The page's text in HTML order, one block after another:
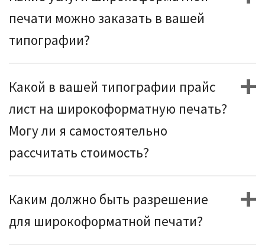
печати можно заказать в вашей
типографии?
Какой в вашей типографии прайс
лист на широкоформатную печать?
Могу ли я самостоятельно
рассчитать стоимость?
Каким должно быть разрешение
для широкоформатной печати?